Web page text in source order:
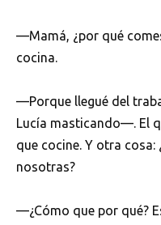
—Mamá, ¿por qué
cocina.
—Porque llegué del
Lucía masticando—. El
que cocine. Y otra
nosotras?
—¿Cómo que por qué?